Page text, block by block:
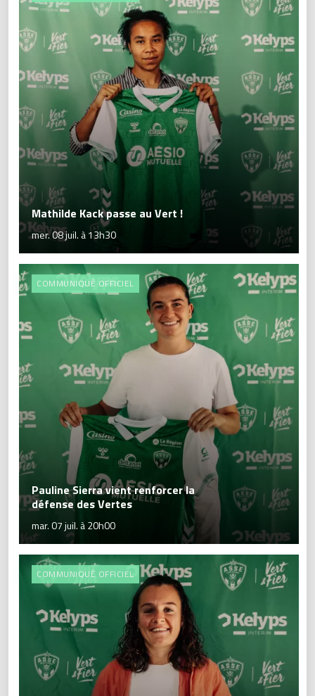
Mathilde Kack passe au Vert !
mer. 08 juil. à 13h30
COMMUNIQUÉ OFFICIEL
Pauline Sierra vient renforcer la
défense des Vertes
mar. 07 juil. à 20h00
COMMUNIQUÉ OFFICIEL